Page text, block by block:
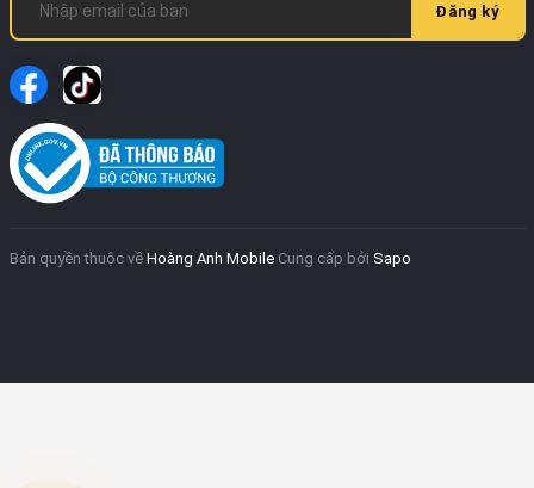
Đăng ký
Bản quyền thuộc về Hoàng Anh Mobile Cung cấp bởi Sapo